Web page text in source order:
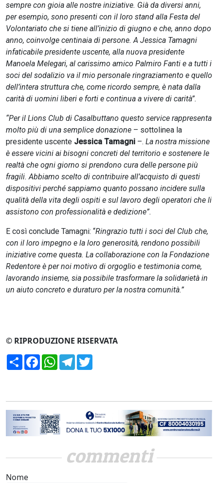
sempre con gioia alle nostre iniziative. Già da diversi anni,
per esempio, sono presenti con il loro stand alla Festa del
Volontariato che si tiene all’inizio di giugno e che, anno dopo
anno, coinvolge centinaia di persone. A Jessica Tamagni
infaticabile presidente uscente, alla nuova presidente
Manoela Melegari, al carissimo amico Palmiro Fanti e a tutti i
soci del sodalizio va il mio personale ringraziamento e quello
dell’intera struttura che, come ricordo sempre, è nata dalla
carità di uomini liberi e forti e continua a vivere di carità”.
“Per il Lions Club di Casalbuttano questo service rappresenta
molto più di una semplice donazione – sottolinea la
presidente uscente Jessica Tamagni –. La nostra missione
è essere vicini ai bisogni concreti del territorio e sostenere le
realtà che ogni giorno si prendono cura delle persone più
fragili. Abbiamo scelto di contribuire all’acquisto di questi
dispositivi perché sappiamo quanto possano incidere sulla
qualità della vita degli ospiti e sul lavoro degli operatori che li
assistono con professionalità e dedizione”.
E così conclude Tamagni: “Ringrazio tutti i soci del Club che,
con il loro impegno e la loro generosità, rendono possibili
iniziative come questa. La collaborazione con la Fondazione
Redentore è per noi motivo di orgoglio e testimonia come,
lavorando insieme, sia possibile trasformare la solidarietà in
un aiuto concreto e duraturo per la nostra comunità.”
© RIPRODUZIONE RISERVATA
CondividiFacebookWhatsApp
Telegram
commenti
Nome